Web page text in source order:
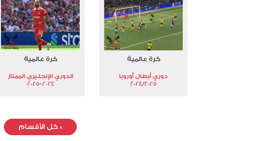
كرة عالمية
دوري أبطال أوروبا
2024/2025
كرة عالمية
الدوري الإنجليزي الممتاز
2024-2025
»كل الأقسام